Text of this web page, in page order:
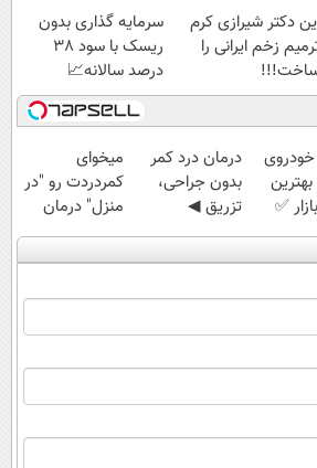
فوق‌العاده)
دکتر شیرازی کرم
زخم ایرانی را
سرمایه گذاری بدون
ریسک با سود 38
درصد سالانه📈
✅
درمان درد کمر
بدون جراحی،
تزریق ◀
پرسش‌نامه رو پر
کن ▶
میخوای
کمردردت رو "در
منزل" درمان
کنی؟ (◂فیلم +
◂پرسش‌نامه)